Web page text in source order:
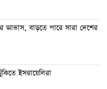
আভাস, বাড়তে পারে সারা দেশের
ইসরায়েলিরা